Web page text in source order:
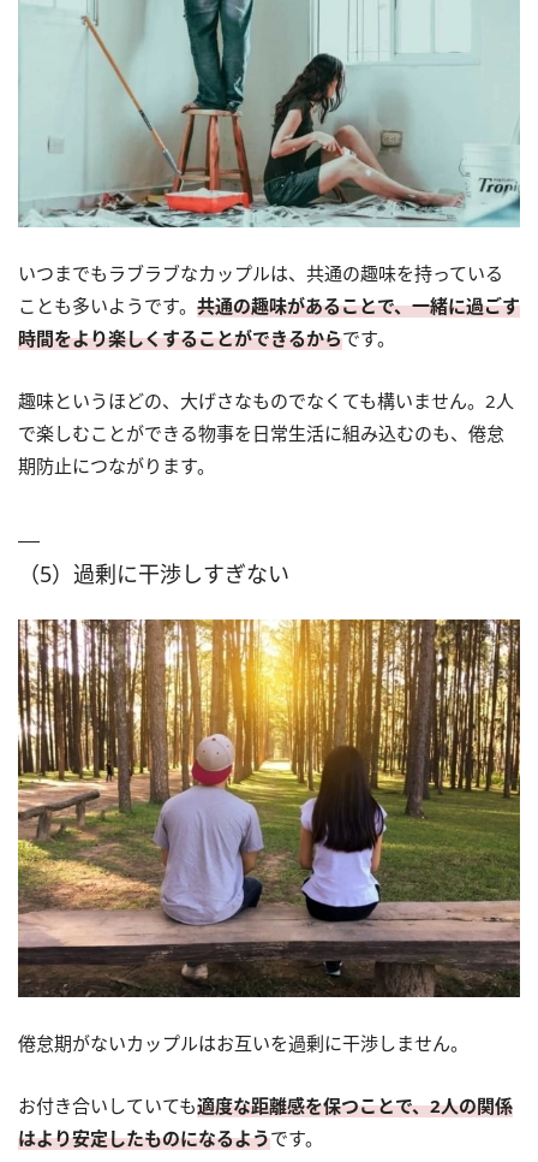
いつまでもラブラブなカップルは、共通の趣味を持っている
ことも多いようです。 共通の趣味があることで、一緒に過ごす
時間をより楽しくすることができるからです。
趣味というほどの、大げさなものでなくても構いません。2人
で楽しむことができる物事を日常生活に組み込むのも、倦怠
期防止につながります。
（5）過剰に干渉しすぎない
倦怠期がないカップルはお互いを過剰に干渉しません。
お付き合いしていても適度な距離感を保つことで、2人の関係
はより安定したものになるようです。